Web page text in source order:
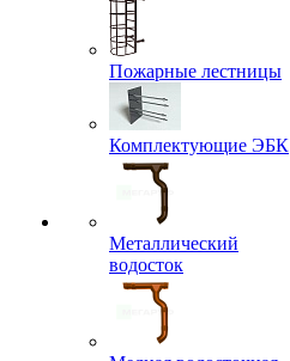
Пожарные лестницы
Комплектующие ЭБК
Металлический
водосток